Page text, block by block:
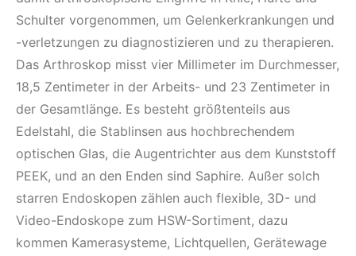
Schulter vorgenommen, um Gelenkerkrankungen und
-verletzungen zu diagnostizieren und zu therapieren.
Das Arthroskop misst vier Millimeter im Durchmesser,
18,5 Zentimeter in der Arbeits- und 23 Zentimeter in
der Gesamtlänge. Es besteht größtenteils aus
Edelstahl, die Stablinsen aus hochbrechendem
optischen Glas, die Augentrichter aus dem Kunststoff
PEEK, und an den Enden sind Saphire. Außer solch
starren Endoskopen zählen auch flexible, 3D- und
Video-Endoskope zum HSW-Sortiment, dazu
kommen Kamerasysteme, Lichtquellen, Gerätewage